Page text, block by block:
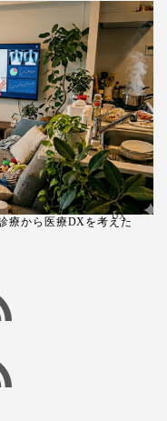
療から医療DXを考えた
DX